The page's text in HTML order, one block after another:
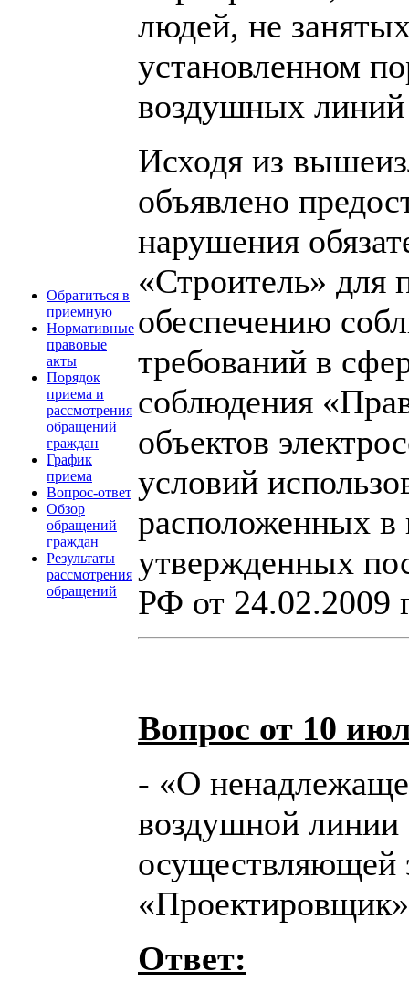
Обратиться в
приемную
Нормативные
правовые
акты
Порядок
приема и
рассмотрения
обращений
граждан
График
приема
Вопрос-ответ
Обзор
обращений
граждан
Результаты
рассмотрения
обращений
людей, не
установленном
воздушных линий
Исходя из
объявлено
нарушения
«Строитель» для
обеспечению
требований в
соблюдения
объектов
условий
расположенных в
утвержденных
РФ от 24.02.2009
Вопрос от 10
- «О
воздушной линии
осуществляющей
Ответ: